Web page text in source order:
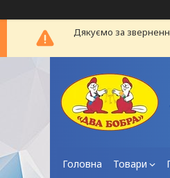
Дякуємо за
Головна Товари